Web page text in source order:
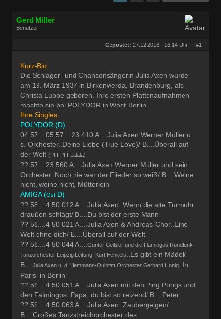
Gerd Miller
Benutzer
Gepostet: 27.12.2016 - 16:14 Uhr · #1
Kurz-Bio:
Die Schlager- und Chansonsängerin Julia Axen wurde
am 19. März 1937 in Birkenwerda, Brandenburg, als
Christa Lubbe geboren. Ihre ersten Plattenaufnahmen
machte sie bei POLYDOR in West-Berlin
Ihre Singles:
POLYDOR (D)
04 57....05 57....23 410 A....Julia Axen Werner Müller u.
s. Orchester..Deine Liebe (True Love)/ B....Überall auf
der Welt (Pfff-Pfff-Lalala)
?? 57....23 560 A....Julia Axen Werner Müller und sein
Orchester..Noch nie war der Flieder so weiß/ B....Weine
nicht, weine nicht, Mütterlein
AMIGA (Ost-D)
?? 58....4 50 012 A....Julia Axen..Wenn die alte Turmuhr
draußen schlägt/ B....Du bist der erste Mann
?? 58....4 50 021 A....Julia Axen & Andreas-Chor..Eine
Welt ohne dich/ B....Überall auf der Welt
?? 58....4 50 044 A....
Günter Geißler und die Flamingos Rundfunk-
Tanzorchester Leipzig Leitung: Kurt Henkels
..Es gibt ein Mädel/
B....
Julia Axen u. d. Hemmann-Quintett Orchester Gerhard Honig
..In
Paris, in Berlin
?? 59....4 50 051 A....Julia Axen mit den Ping Pongs und
den Falmingos..Papa, du bist so reizend/ B....Peter
?? 59....4 50 063 A....Julia Axen..Zaubergeigen/
B....Großes Tanzstreichorchester des